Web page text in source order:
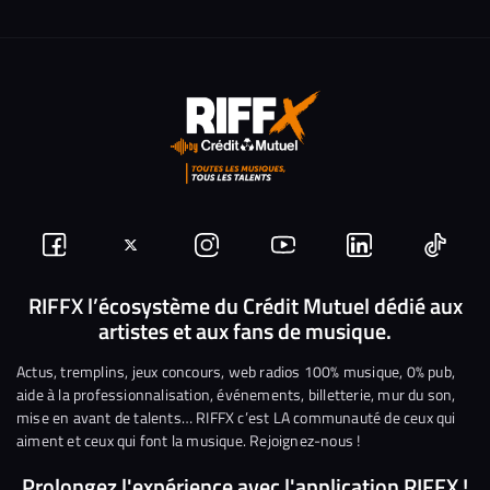
Suivez-
nous
Facebook
Suivez-
nous
sur
Twitter
Nous
rejoindre
sur
Instagram
Nous
rejoindre
sur
YouTube
Nous
rejoindre
sur
Linkedin
Nous
RIFFX l’écosystème du Crédit Mutuel dédié aux
artistes et aux fans de musique.
Actus, tremplins, jeux concours, web radios 100% musique, 0% pub,
aide à la professionnalisation, événements, billetterie, mur du son,
mise en avant de talents… RIFFX c’est LA communauté de ceux qui
aiment et ceux qui font la musique. Rejoignez-nous !